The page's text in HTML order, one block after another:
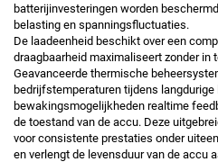
batterijinvesteringen worden
belasting en spanningsfluctuaties.
De laadeenheid beschikt over een
draagbaarheid maximaliseert zonder in
Geavanceerde thermische
bedrijfstemperaturen tijdens
bewakingsmogelijkheden realtime
de toestand van de accu. Deze
voor consistente prestaties onder
en verlengt de levensduur van de accu